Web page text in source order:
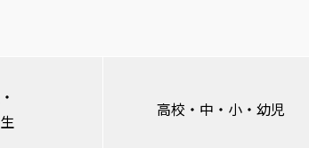
高校・中・小・幼児